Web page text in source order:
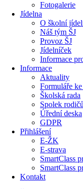
Fotogalerie
Jídelna
O školní
Náš tým ŠJ
Provoz ŠJ
Jídelníček
Informace
Informace
Aktuality
Formuláře
Školská rada
Spolek rodičů
Úřední deska
GDPR
Přihlášení
E-ŽK
E-strava
SmartClass
SmartClass
Kontakt